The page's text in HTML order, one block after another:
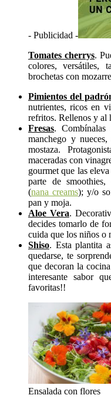
- Publicidad -
Tomates cherrys.
colores, versátiles,
brochetas con
Pimientos del
nutrientes, ricos en
refritos. Rellenos y al
Fresas. Combínalas
manchego y
mostaza.
maceradas con
gourmet que las
parte de smoothies,
(nana creams); y/o
pan y moja.
Aloe Vera.
decides tomarlo de
cuida que los niños o
Shiso. Esta plantita
quedarse, te
que decoran la
interesante sabor
favoritas!!
Ensalada con flores